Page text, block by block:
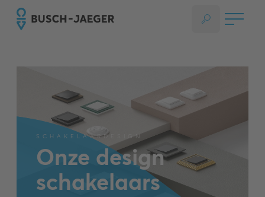
SCHAKELAARDESIGN
Onze design
schakelaars